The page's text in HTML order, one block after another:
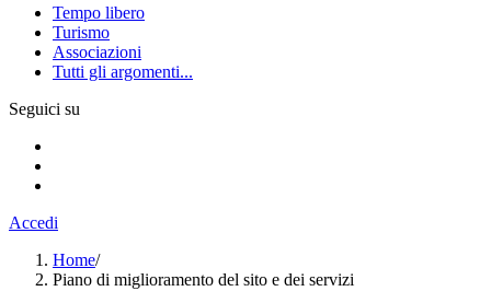
Tempo libero
Turismo
Associazioni
Tutti gli argomenti...
Seguici su
Accedi
Home/
Piano di miglioramento del sito e dei servizi